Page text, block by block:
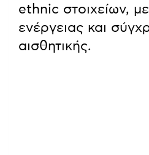
ethnic στοιχείων,
ενέργειας και
αισθητικής.